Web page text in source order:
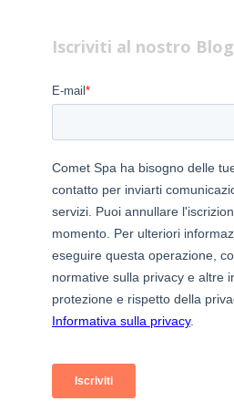
Iscriviti al nostro Blog